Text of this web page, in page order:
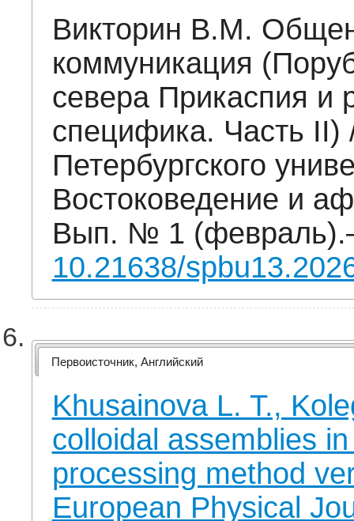
Викторин В.М.
коммуникация
севера Прикаспия и
специфика. Часть II)
Петербургского
Востоковедение и
Вып. № 1
10.21638/
Первоисточник, Английский
Khusainova L. T.,
colloidal assemblies
processing method
European Physical